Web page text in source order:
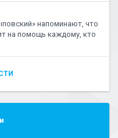
напоминают, что
на помощь каждому, кто